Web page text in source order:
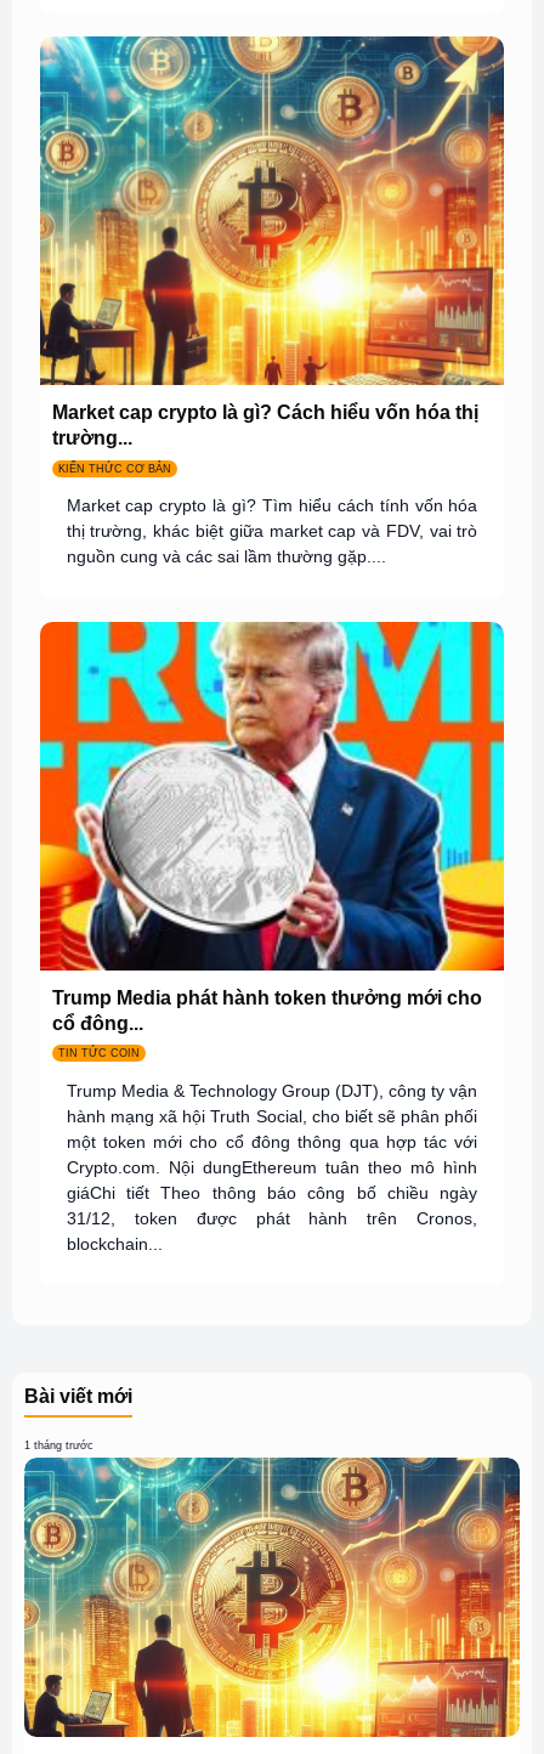
Market cap crypto là gì? Cách hiểu vốn hóa thị
trường...
KIẾN THỨC CƠ BẢN
Market cap crypto là gì? Tìm hiểu cách tính vốn hóa
thị trường, khác biệt giữa market cap và FDV, vai trò
nguồn cung và các sai lầm thường gặp....
Trump Media phát hành token thưởng mới cho
cổ đông...
TIN TỨC COIN
Trump Media & Technology Group (DJT), công ty vận
hành mạng xã hội Truth Social, cho biết sẽ phân phối
một token mới cho cổ đông thông qua hợp tác với
Crypto.com. Nội dungEthereum tuân theo mô hình
giáChi tiết Theo thông báo công bố chiều ngày
31/12, token được phát hành trên Cronos,
blockchain...
Bài viết mới
1 tháng trước